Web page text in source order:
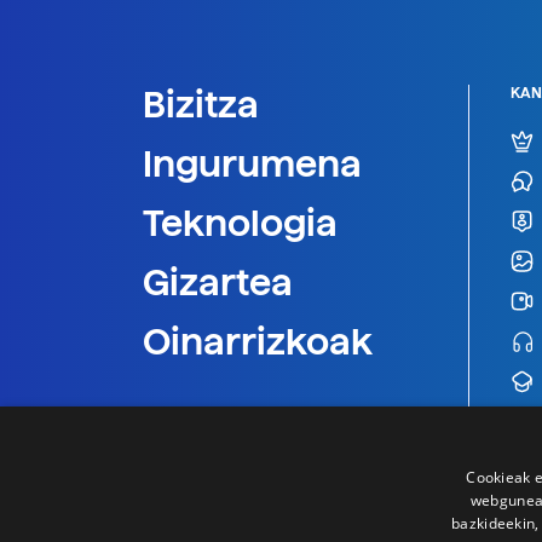
Bizitza
Ingurumena
Teknologia
Gizartea
Oinarrizkoak
Cookieak